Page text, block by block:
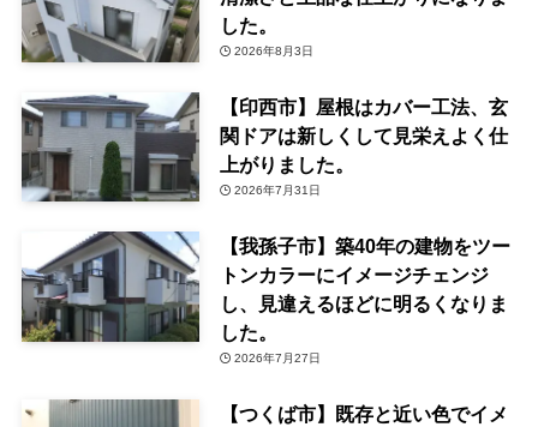
した。
2026年8月3日
【印西市】屋根はカバー工法、玄
関ドアは新しくして見栄えよく仕
上がりました。
2026年7月31日
【我孫子市】築40年の建物をツー
トンカラーにイメージチェンジ
し、見違えるほどに明るくなりま
した。
2026年7月27日
【つくば市】既存と近い色でイメ